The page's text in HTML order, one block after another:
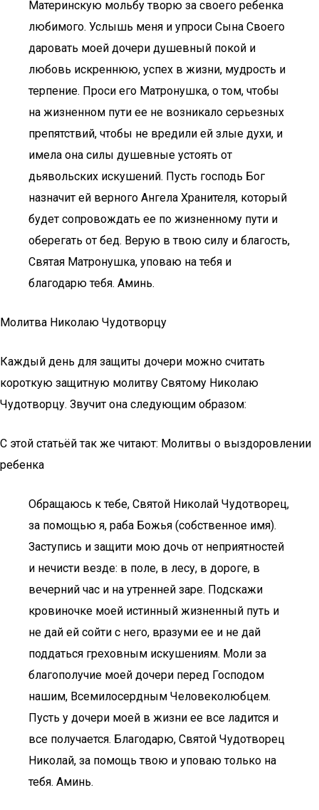
Материнскую мольбу творю за своего ребенка
любимого. Услышь меня и упроси Сына Своего
даровать моей дочери душевный покой и
любовь искреннюю, успех в жизни, мудрость и
терпение. Проси его Матронушка, о том, чтобы
на жизненном пути ее не возникало серьезных
препятствий, чтобы не вредили ей злые духи, и
имела она силы душевные устоять от
дьявольских искушений. Пусть господь Бог
назначит ей верного Ангела Хранителя, который
будет сопровождать ее по жизненному пути и
оберегать от бед. Верую в твою силу и благость,
Святая Матронушка, уповаю на тебя и
благодарю тебя. Аминь.
Молитва Николаю Чудотворцу
Каждый день для защиты дочери можно считать
короткую защитную молитву Святому Николаю
Чудотворцу. Звучит она следующим образом:
С этой статьёй так же читают: Молитвы о выздоровлении
ребенка
Обращаюсь к тебе, Святой Николай Чудотворец,
за помощью я, раба Божья (собственное имя).
Заступись и защити мою дочь от неприятностей
и нечисти везде: в поле, в лесу, в дороге, в
вечерний час и на утренней заре. Подскажи
кровиночке моей истинный жизненный путь и
не дай ей сойти с него, вразуми ее и не дай
поддаться греховным искушениям. Моли за
благополучие моей дочери перед Господом
нашим, Всемилосердным Человеколюбцем.
Пусть у дочери моей в жизни ее все ладится и
все получается. Благодарю, Святой Чудотворец
Николай, за помощь твою и уповаю только на
тебя. Аминь.